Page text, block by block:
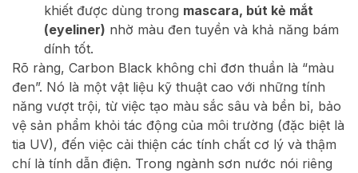
khiết được dùng trong mascara, bút kẻ mắt
(eyeliner) nhờ màu đen tuyền và khả năng bám
dính tốt.
Rõ ràng, Carbon Black không chỉ đơn thuần là “màu
đen”. Nó là một vật liệu kỹ thuật cao với những tính
năng vượt trội, từ việc tạo màu sắc sâu và bền bỉ, bảo
vệ sản phẩm khỏi tác động của môi trường (đặc biệt là
tia UV), đến việc cải thiện các tính chất cơ lý và thậm
chí là tính dẫn điện. Trong ngành sơn nước nói riêng